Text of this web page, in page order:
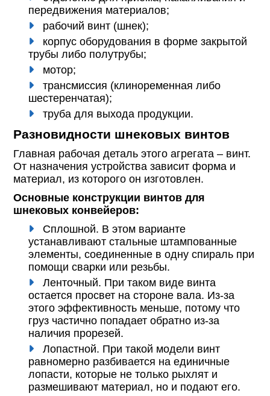
передвижения материалов;
рабочий винт (шнек);
корпус оборудования в форме закрытой
трубы либо полутрубы;
мотор;
трансмиссия (клиноременная либо
шестеренчатая);
труба для выхода продукции.
Разновидности шнековых винтов
Главная рабочая деталь этого агрегата – винт.
От назначения устройства зависит форма и
материал, из которого он изготовлен.
Основные конструкции винтов для
шнековых конвейеров:
Сплошной. В этом варианте
устанавливают стальные штампованные
элементы, соединенные в одну спираль при
помощи сварки или резьбы.
Ленточный. При таком виде винта
остается просвет на стороне вала. Из-за
этого эффективность меньше, потому что
груз частично попадает обратно из-за
наличия прорезей.
Лопастной. При такой модели винт
равномерно разбивается на единичные
лопасти, которые не только рыхлят и
размешивают материал, но и подают его.